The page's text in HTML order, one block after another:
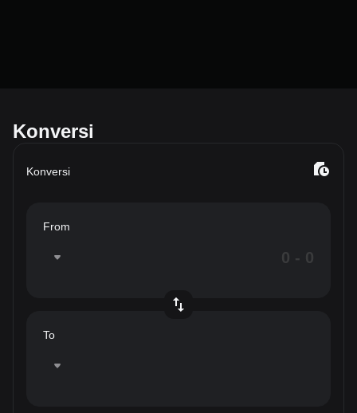
Konversi
Konversi
From
To